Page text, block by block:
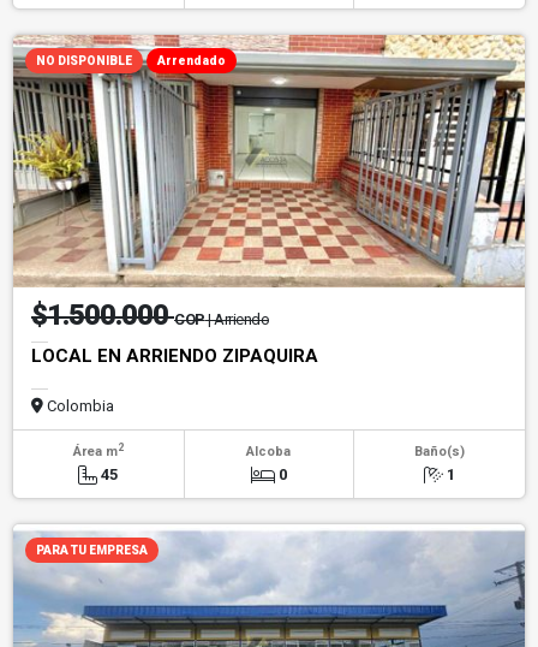
NO DISPONIBLE Arrendado
$1.500.000COP| Arriendo
LOCAL EN ARRIENDO ZIPAQUIRA
Colombia
Área m2
45
Alcoba
0
Baño(s)
1
PARA TU EMPRESA